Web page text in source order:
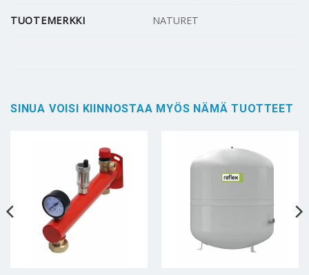
TUOTEMERKKI NATURET
SINUA VOISI KIINNOSTAA MYÖS NÄMÄ TUOTTEET